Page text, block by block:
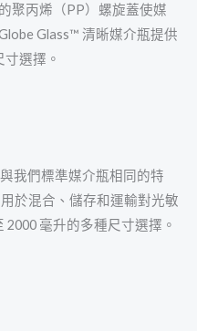
聚丙烯（PP）螺旋蓋使媒
Glass™ 清晰媒介瓶提供
選擇。
我們標準媒介瓶相同的特
於混合、儲存和運輸對光敏
毫升的多種尺寸選擇。